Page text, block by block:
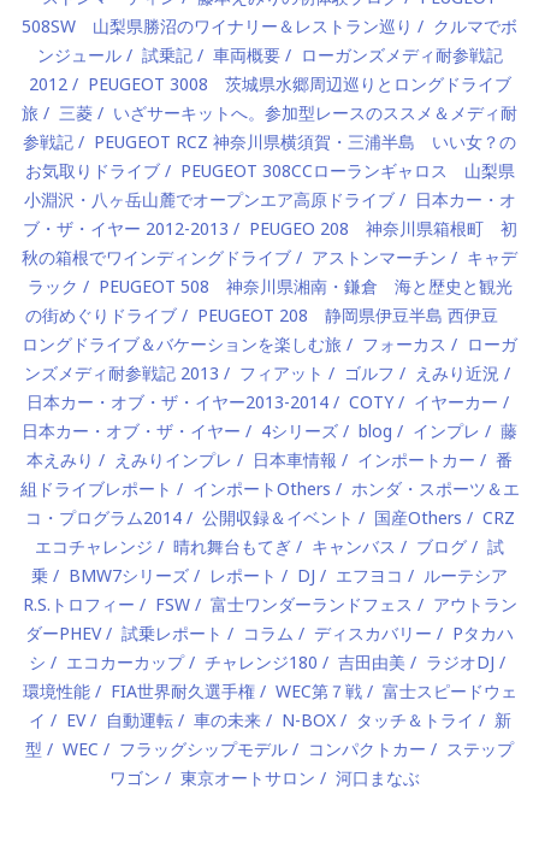
508SW 山梨県勝沼のワイナリー＆レストラン巡り
クルマでボ
ンジュール
試乗記 車両概要
ローガンズメディ耐参戦記
2012
PEUGEOT 3008 茨城県水郷周辺巡りとロングドライブ
旅
三菱
いざサーキットへ。参加型レースのススメ＆メディ耐
参戦記
PEUGEOT RCZ 神奈川県横須賀・三浦半島 いい女？の
お気取りドライブ
PEUGEOT 308CCローランギャロス 山梨県
小淵沢・八ヶ岳山麓でオープンエア高原ドライブ
日本カー・オ
ブ・ザ・イヤー 2012-2013
PEUGEO 208 神奈川県箱根町 初
秋の箱根でワインディングドライブ
アストンマーチン
キャデ
ラック
PEUGEOT 508 神奈川県湘南・鎌倉 海と歴史と観光
の街めぐりドライブ
PEUGEOT 208 静岡県伊豆半島 西伊豆
ロングドライブ＆バケーションを楽しむ旅
フォーカス
ローガ
ンズメディ耐参戦記 2013
フィアット ゴルフ
えみり近況
日本カー・オブ・ザ・イヤー2013-2014
COTY
イヤーカー
日本カー・オブ・ザ・イヤー
4シリーズ blog インプレ
藤
本えみり
えみりインプレ 日本車情報 インポートカー
番
組ドライブレポート
インポートOthers
ホンダ・スポーツ＆エ
コ・プログラム2014
公開収録＆イベント 国産Others
CRZ
エコチャレンジ
晴れ舞台もてぎ キャンバス ブログ
試
乗
BMW7シリーズ レポート DJ エフヨコ
ルーテシア
R.S.トロフィー
FSW 富士ワンダーランドフェス
アウトラン
ダーPHEV
試乗レポート コラム ディスカバリー
Pタカハ
シ
エコカーカップ チャレンジ180 吉田由美
ラジオDJ
環境性能
FIA世界耐久選手権 WEC第７戦
富士スピードウェ
イ
EV 自動運転 車の未来 N-BOX タッチ＆トライ
新
型
WEC フラッグシップモデル コンパクトカー
ステップ
ワゴン
東京オートサロン 河口まなぶ